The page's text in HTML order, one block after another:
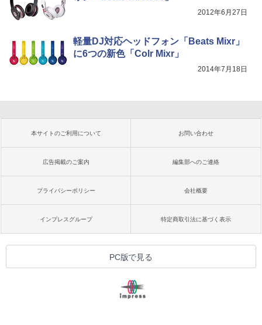
2012年6月27日
軽量DJ対応ヘッドフォン「Beats Mixr」
に6つの新色「Colr Mixr」
2014年7月18日
本サイトのご利用について お問い合わせ
広告掲載のご案内 編集部へのご連絡
プライバシーポリシー 会社概要
インプレスグループ 特定商取引法に基づく表示
PC版で見る